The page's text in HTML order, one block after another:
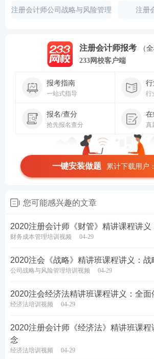
注册会计师公司战略与风险管理 注册
注册会计师报考
（
233网校客户端
报考指南
一站式指导 行
报名/查分
抢先报名查分 真
一键安装做题 累计下载用户
您可能感兴趣的文章
2020注册会计师《财管》精讲课程讲义
财务成本管理培训视频 04-29
2020注会《战略》精讲班课程讲义：战
公司战略与风险管理培训视频 04-29
2020注会经济法精讲班课程讲义：全面
经济法培训视频 04-29
2020注册会计师《经济法》精讲班课
念
经济法培训视频 04-29